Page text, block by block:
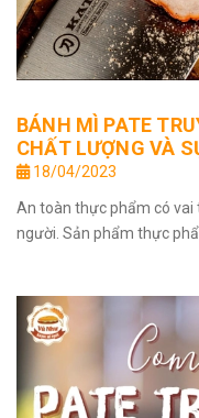
BÁNH MÌ PATE
CHẤT LƯỢNG VÀ
18/04/2023
An toàn thực phẩm có vai
người. Sản phẩm thực